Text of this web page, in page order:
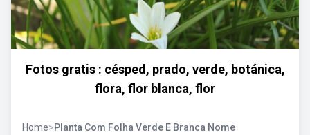
Fotos gratis : césped, prado, verde, botánica,
flora, flor blanca, flor
Home>Planta Com Folha Verde E Branca Nome